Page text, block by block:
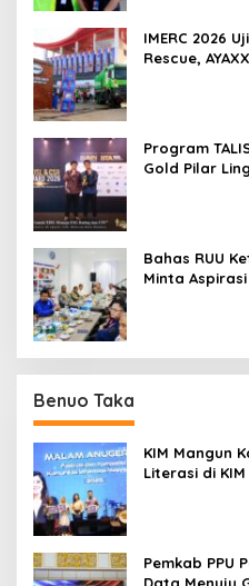
IMERC 2026
Rescue,
Program
Gold Pilar
Bahas RUU
Minta
Benuo Taka
KIM Mangun
Literasi di
Pemkab PPU